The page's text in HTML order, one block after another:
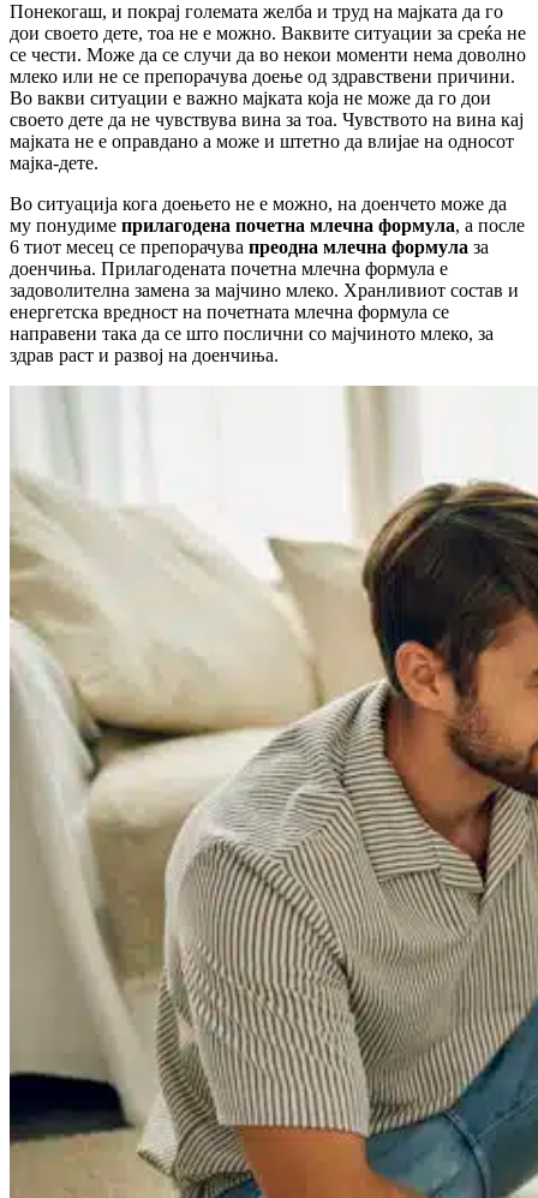
Понекогаш, и покрај големата желба и труд на мајката да го
дои своето дете, тоа не е можно. Ваквите ситуации за среќа не
се чести. Може да се случи да во некои моменти нема доволно
млеко или не се препорачува доење од здравствени причини.
Во вакви ситуации е важно мајката која не може да го дои
своето дете да не чувствува вина за тоа. Чувството на вина кај
мајката не е оправдано а може и штетно да влијае на односот
мајка-дете.
Во ситуација кога доењето не е можно, на доенчето може да
му понудиме прилагодена почетна млечна формула, а после
6 тиот месец се препорачува преодна млечна формула за
доенчиња. Прилагодената почетна млечна формула е
задоволителна замена за мајчино млеко. Хранливиот состав и
енергетска вредност на почетната млечна формула се
направени така да се што послични со мајчиното млеко, за
здрав раст и развој на доенчиња.